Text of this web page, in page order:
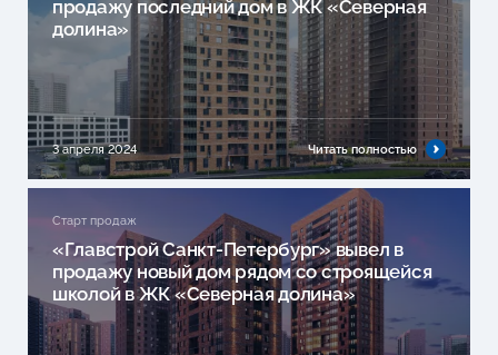
продажу последний дом в ЖК «Северная
долина»
3 апреля 2024 Читать полностью
Старт продаж
«Главстрой Санкт-Петербург» вывел в
продажу новый дом рядом со строящейся
школой в ЖК «Северная долина»